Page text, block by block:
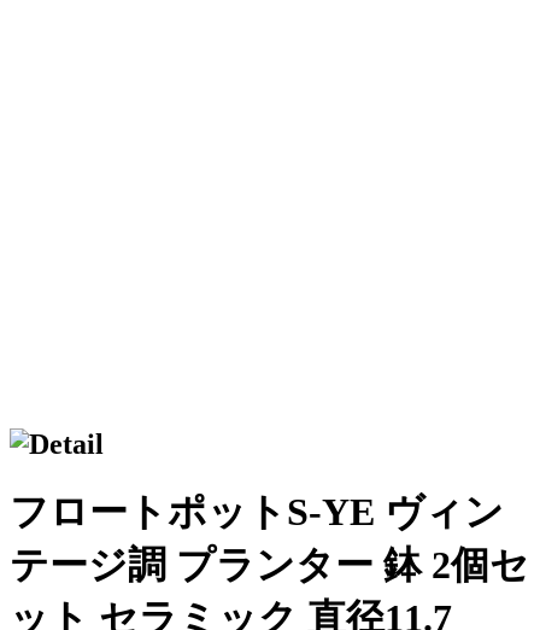
フロートポットS-YE ヴィン
テージ調 プランター 鉢 2個セ
ット セラミック 直径11.7